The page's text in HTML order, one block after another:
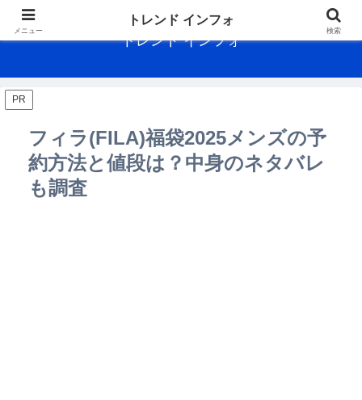
メニュー
トレンド インフォ
検索
トレンド インフォ
PR
フィラ(FILA)福袋2025メンズの予
約方法と値段は？中身のネタバレ
も調査